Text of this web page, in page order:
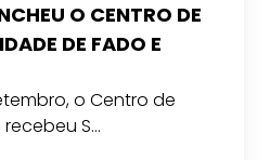
O CENTRO DE
DE FADO E
o Centro de
S...